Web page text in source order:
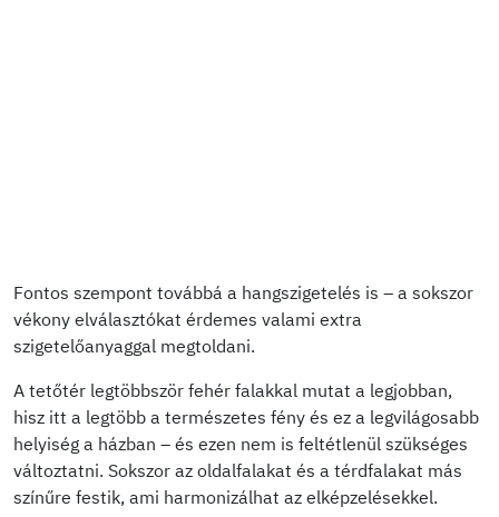
Fontos szempont továbbá a hangszigetelés is – a sokszor
vékony elválasztókat érdemes valami extra
szigetelőanyaggal megtoldani.
A tetőtér legtöbbször fehér falakkal mutat a legjobban,
hisz itt a legtöbb a természetes fény és ez a legvilágosabb
helyiség a házban – és ezen nem is feltétlenül szükséges
változtatni. Sokszor az oldalfalakat és a térdfalakat más
színűre festik, ami harmonizálhat az elképzelésekkel.